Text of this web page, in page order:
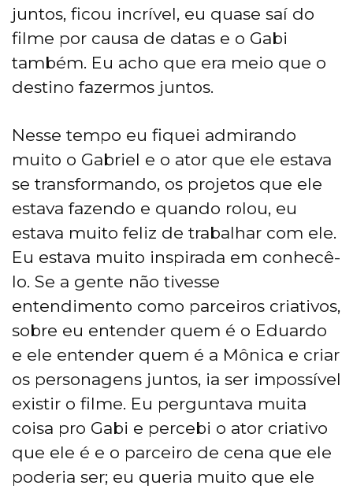
juntos, ficou incrível, eu quase saí do
filme por causa de datas e o Gabi
também. Eu acho que era meio que o
destino fazermos juntos.
Nesse tempo eu fiquei admirando
muito o Gabriel e o ator que ele estava
se transformando, os projetos que ele
estava fazendo e quando rolou, eu
estava muito feliz de trabalhar com ele.
Eu estava muito inspirada em conhecê-
lo. Se a gente não tivesse
entendimento como parceiros criativos,
sobre eu entender quem é o Eduardo
e ele entender quem é a Mônica e criar
os personagens juntos, ia ser impossível
existir o filme. Eu perguntava muita
coisa pro Gabi e percebi o ator criativo
que ele é e o parceiro de cena que ele
poderia ser; eu queria muito que ele